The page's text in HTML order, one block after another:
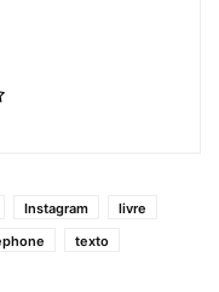
Instagram
livre
texto